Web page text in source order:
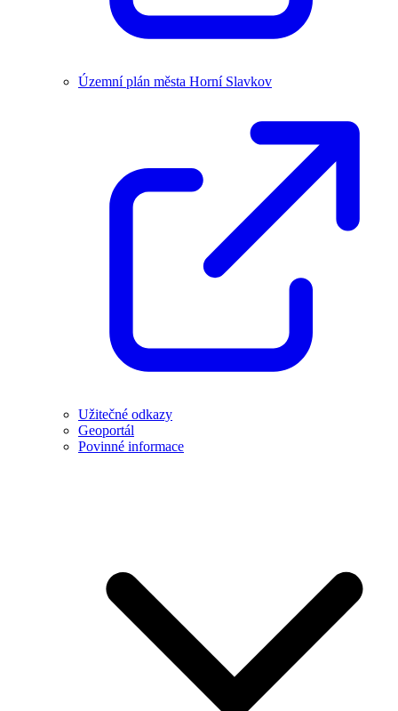
Územní plán města Horní Slavkov
Užitečné odkazy
Geoportál
Povinné informace